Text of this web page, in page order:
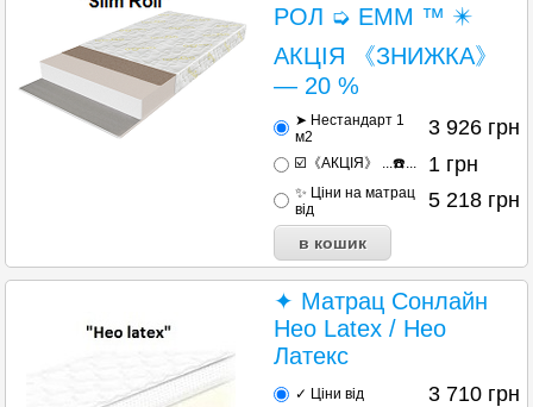
РОЛ ➭ EMM ™ ✴️
АКЦІЯ 《ЗНИЖКА》
— 20 %
➤ Нестандарт 1
м2
3 926 грн
☑️《АКЦІЯ》 ...☎️... 1 грн
✨ Ціни на матрац
від
5 218 грн
✦ Матрац Сонлайн
Нео Latex / Нео
Латекс
✓ Ціни від 3 710 грн